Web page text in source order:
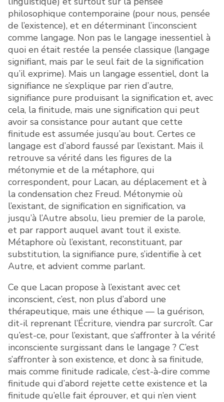
philosophique contemporaine (pour nous, pensée
de l’existence), et en déterminant l’inconscient
comme langage. Non pas le langage inessentiel à
quoi en était restée la pensée classique (langage
signifiant, mais par le seul fait de la signification
qu’il exprime). Mais un langage essentiel, dont la
signifiance ne s’explique par rien d’autre,
signifiance pure produisant la signification et, avec
cela, la finitude, mais une signification qui peut
avoir sa consistance pour autant que cette
finitude est assumée jusqu’au bout. Certes ce
langage est d’abord faussé par l’existant. Mais il
retrouve sa vérité dans les figures de la
métonymie et de la métaphore, qui
correspondent, pour Lacan, au déplacement et à
la condensation chez Freud. Métonymie où
l’existant, de signification en signification, va
jusqu’à l’Autre absolu, lieu premier de la parole,
et par rapport auquel avant tout il existe.
Métaphore où l’existant, reconstituant, par
substitution, la signifiance pure, s’identifie à cet
Autre, et advient comme parlant.
Ce que Lacan propose à l’existant avec cet
inconscient, c’est, non plus d’abord une
thérapeutique, mais une éthique — la guérison,
dit-il reprenant l’Écriture, viendra par surcroît. Car
qu’est-ce, pour l’existant, que s’affronter à la vérité
inconsciente surgissant dans le langage ? C’est
s’affronter à son existence, et donc à sa finitude,
mais comme finitude radicale, c’est-à-dire comme
finitude qui d’abord rejette cette existence et la
finitude qu’elle fait éprouver, et qui n’en vient